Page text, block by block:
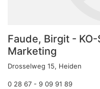
Faude, Birgit -
Marketing
Drosselweg 15, Heiden
0 28 67 - 9 09 91 89